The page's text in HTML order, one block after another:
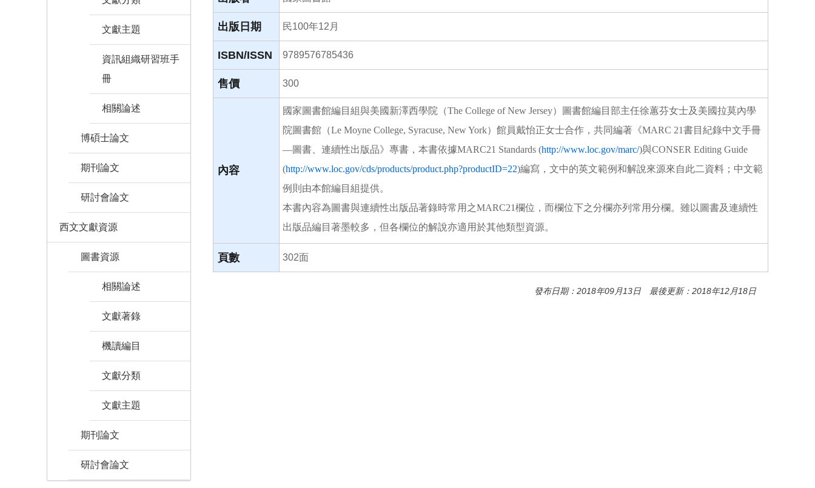
出版日期 民100年12月
ISBN/ISSN 9789576785436
售價 300
內容
國家圖書館編目組與美國新澤西學院（The College of New Jersey）圖書館編目部主任徐蕙芬女士及美國拉莫內學
院圖書館（Le Moyne College, Syracuse, New York）館員戴怡正女士合作，共同編著《MARC 21書目紀錄中文手冊
—圖書、連續性出版品》專書，本書依據MARC21 Standards (http://www.loc.gov/marc/)與CONSER Editing Guide
(http://www.loc.gov/cds/products/product.php?productID=22)編寫，文中的英文範例和解說來源來自此二資料；中文範
例則由本館編目組提供。
本書內容為圖書與連續性出版品著錄時常用之MARC21欄位，而欄位下之分欄亦列常用分欄。雖以圖書及連續性
出版品編目著墨較多，但各欄位的解說亦適用於其他類型資源。
頁數 302面
發布日期：2018年09月13日 最後更新：2018年12月18日
文獻主題
資訊組織研習班手
冊
相關論述
博碩士論文
期刊論文
研討會論文
西文文獻資源
圖書資源
相關論述
文獻著錄
機讀編目
文獻分類
文獻主題
期刊論文
研討會論文